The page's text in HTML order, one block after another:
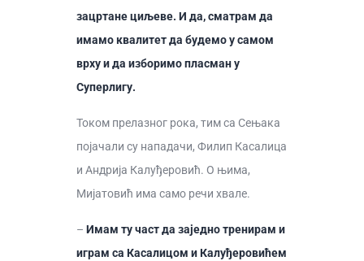
зацртане циљеве. И да, сматрам да
имамо квалитет да будемо у самом
врху и да изборимо пласман у
Суперлигу.
Током прелазног рока, тим са Сењака
појачали су нападачи, Филип Касалица
и Андрија Калуђеровић. О њима,
Мијатовић има само речи хвале.
– Имам ту част да заједно тренирам и
играм са Касалицом и Калуђеровићем